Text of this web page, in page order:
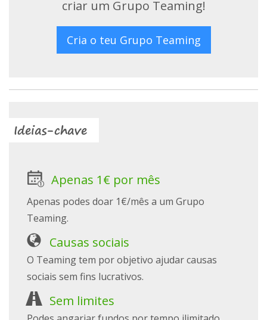
criar um Grupo Teaming!
Cria o teu Grupo Teaming
Ideias-chave
Apenas 1€ por mês
Apenas podes doar 1€/mês a um Grupo
Teaming.
Causas sociais
O Teaming tem por objetivo ajudar causas
sociais sem fins lucrativos.
Sem limites